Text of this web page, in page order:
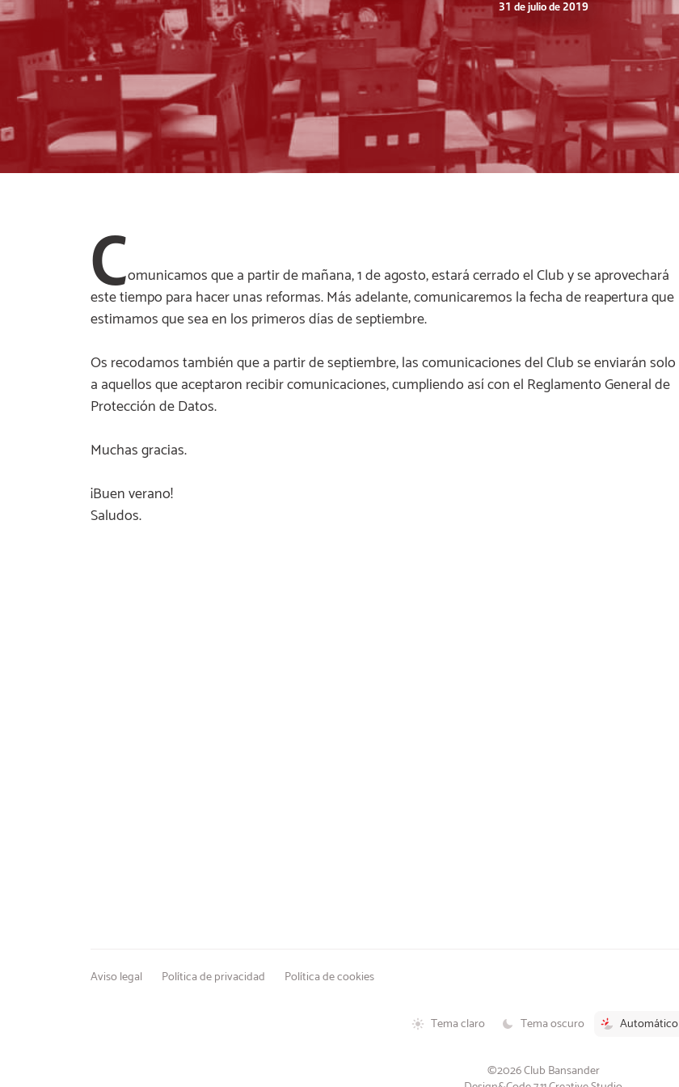
31 de julio de 2019
Comunicamos que a partir de mañana, 1 de agosto, estará cerrado el Club y se aprovechará
este tiempo para hacer unas reformas. Más adelante, comunicaremos la fecha de reapertura que
estimamos que sea en los primeros días de septiembre.
Os recodamos también que a partir de septiembre, las comunicaciones del Club se enviarán solo
a aquellos que aceptaron recibir comunicaciones, cumpliendo así con el Reglamento General de
Protección de Datos.
Muchas gracias.
¡Buen verano!
Saludos.
Aviso legal Política de privacidad Política de cookies
Tema claro Tema oscuro Automático
©2026 Club Bansander